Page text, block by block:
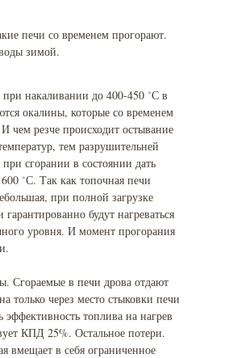
печи со временем прогорают.
зимой.
накаливании до 400-450 ˚С в
окалины, которые со временем
чем резче происходит остывание
тем разрушительней
при сгорании в состоянии дать
˚С. Так как топочная печи
при полной загрузке
будут нагреваться
уровня. И момент прогорания
Сгораемые в печи дрова отдают
только через место стыковки печи
эффективность топлива на нагрев
КПД 25%. Остальное потери.
вмещает в себя ограниченное